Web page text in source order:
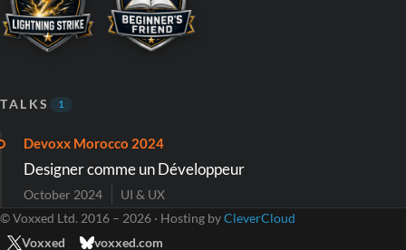
TALKS 1
Devoxx Morocco 2024
Designer comme un Développeur
October 2024
UI & UX
© Voxxed Ltd. 2016 – 2026 · Hosting byCleverCloud
Voxxed
voxxed.com